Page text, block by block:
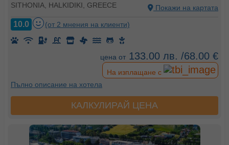
SITHONIA, HALKIDIKI, GREECE Покажи на картата
10.0 (от 2 мнения на клиенти)
цена от 133.00 лв. /68.00 €
На изплащане с
Пълно описание на хотела
КАЛКУЛИРАЙ ЦЕНА